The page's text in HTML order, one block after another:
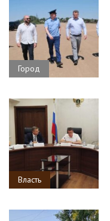
Город
Власть